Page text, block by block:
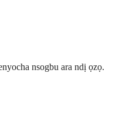
nsogbu ara ndị ọzọ.